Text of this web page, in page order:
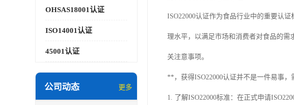
OHSAS18001认证
ISO14001认证
45001认证
公司动态 更多
ISO22000认证作为食品行业中的重要认
理水平，以满足市场和消费者对食品的需
关注意事项。
**，获得ISO22000认证并不是一件易事
1. 了解ISO22000标准：在正式申请